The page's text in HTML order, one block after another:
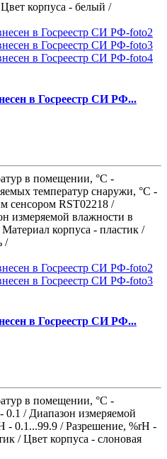
корпуса - белый /
в Госреестр СИ РФ...
в помещении, °С -
температур снаружи, °С -
сенсором RST02218 /
измеряемой влажности в
корпуса - пластик /
/
в Госреестр СИ РФ...
в помещении, °С -
0.1 / Диапазон измеряемой
0.1...99.9 / Разрешение, %rH -
/ Цвет корпуса - слоновая